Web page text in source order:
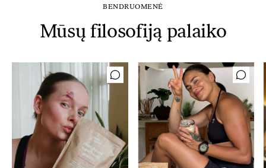
BENDRUOMENĖ
Mūsų filosofiją palaiko